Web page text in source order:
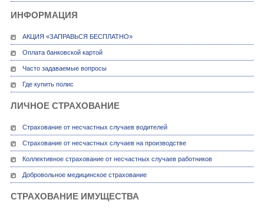
ИНФОРМАЦИЯ
АКЦИЯ «ЗАПРАВЬСЯ БЕСПЛАТНО»
Оплата банковской картой
Часто задаваемые вопросы
Где купить полис
ЛИЧНОЕ СТРАХОВАНИЕ
Страхование от несчастных случаев водителей
Страхование от несчастных случаев на производстве
Коллективное страхование от несчастных случаев работников
Добровольное медицинское страхование
СТРАХОВАНИЕ ИМУЩЕСТВА